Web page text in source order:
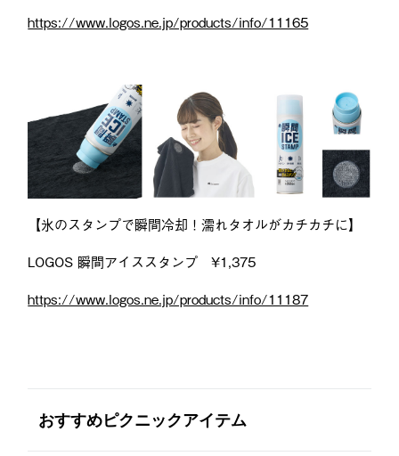
https://www.logos.ne.jp/products/info/11165
【氷のスタンプで瞬間冷却！濡れタオルがカチカチに】
LOGOS 瞬間アイススタンプ ¥1,375
https://www.logos.ne.jp/products/info/11187
おすすめピクニックアイテム